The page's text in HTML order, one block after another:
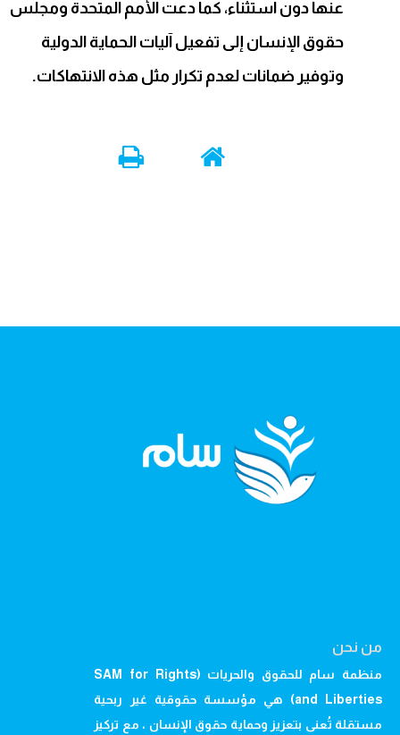
عنها دون استثناء، كما دعت الأمم المتحدة ومجلس
حقوق الإنسان إلى تفعيل آليات الحماية الدولية
وتوفير ضمانات لعدم تكرار مثل هذه الانتهاكات.
من نحن
منظمة سام للحقوق والحريات (SAM for Rights
and Liberties) هي مؤسسة حقوقية غير ربحية
مستقلة تُعنى بتعزيز وحماية حقوق الإنسان ، مع تركيز